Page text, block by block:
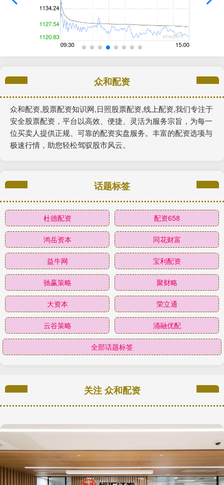
众和配资
众和配资,股票配资知识网,日照股票配资,线上配资,我们专注于
安全股票配资，平台以高效、便捷、灵活为服务宗旨，为每一
位买卖人提供正规、可靠的配资实盘服务。丰富的配资选项与
极速行情，助您轻松驾驭股市风云。
话题标签
杜德配资 配资658
鸿岳资本 同花财富
益牛网 宝利配资
驰赢策略 聚财略
大资本 荣立通
云谷策略 涌融优配
全部话题标签
关注 众和配资